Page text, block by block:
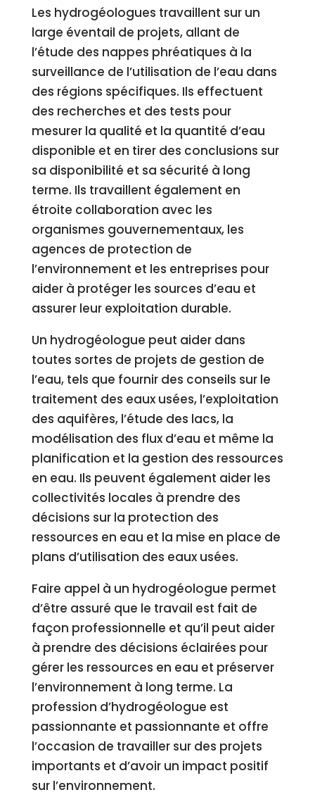
Les hydrogéologues travaillent sur un
large éventail de projets, allant de
l’étude des nappes phréatiques à la
surveillance de l’utilisation de l’eau dans
des régions spécifiques. Ils effectuent
des recherches et des tests pour
mesurer la qualité et la quantité d’eau
disponible et en tirer des conclusions sur
sa disponibilité et sa sécurité à long
terme. Ils travaillent également en
étroite collaboration avec les
organismes gouvernementaux, les
agences de protection de
l’environnement et les entreprises pour
aider à protéger les sources d’eau et
assurer leur exploitation durable.
Un hydrogéologue peut aider dans
toutes sortes de projets de gestion de
l’eau, tels que fournir des conseils sur le
traitement des eaux usées, l’exploitation
des aquifères, l’étude des lacs, la
modélisation des flux d’eau et même la
planification et la gestion des ressources
en eau. Ils peuvent également aider les
collectivités locales à prendre des
décisions sur la protection des
ressources en eau et la mise en place de
plans d’utilisation des eaux usées.
Faire appel à un hydrogéologue permet
d’être assuré que le travail est fait de
façon professionnelle et qu’il peut aider
à prendre des décisions éclairées pour
gérer les ressources en eau et préserver
l’environnement à long terme. La
profession d’hydrogéologue est
passionnante et passionnante et offre
l’occasion de travailler sur des projets
importants et d’avoir un impact positif
sur l’environnement.